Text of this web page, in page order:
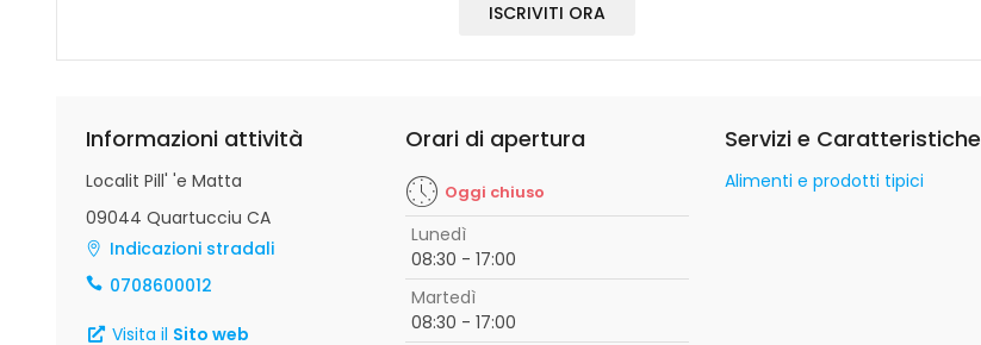
ISCRIVITI ORA
Informazioni attività
Localit Pill' 'e Matta
09044 Quartucciu CA
Indicazioni stradali
0708600012
Visita il Sito web
Orari di apertura
Oggi chiuso
Lunedì
08:30 - 17:00
Martedì
08:30 - 17:00
Servizi e Caratteristiche
Alimenti e prodotti tipici